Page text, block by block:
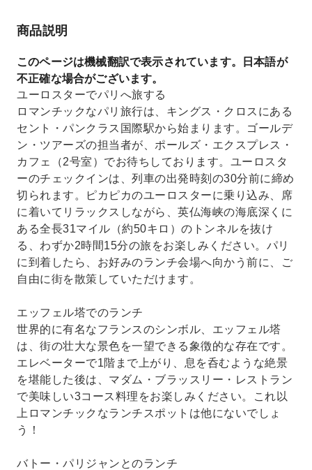
商品説明
このページは機械翻訳で表示されています。日本語が
不正確な場合がございます。
ユーロスターでパリへ旅する
ロマンチックなパリ旅行は、キングス・クロスにある
セント・パンクラス国際駅から始まります。ゴールデ
ン・ツアーズの担当者が、ポールズ・エクスプレス・
カフェ（2号室）でお待ちしております。ユーロスタ
ーのチェックインは、列車の出発時刻の30分前に締め
切られます。ピカピカのユーロスターに乗り込み、席
に着いてリラックスしながら、英仏海峡の海底深くに
ある全長31マイル（約50キロ）のトンネルを抜け
る、わずか2時間15分の旅をお楽しみください。パリ
に到着したら、お好みのランチ会場へ向かう前に、ご
自由に街を散策していただけます。
エッフェル塔でのランチ
世界的に有名なフランスのシンボル、エッフェル塔
は、街の壮大な景色を一望できる象徴的な存在です。
エレベーターで1階まで上がり、息を呑むような絶景
を堪能した後は、マダム・ブラッスリー・レストラン
で美味しい3コース料理をお楽しみください。これ以
上ロマンチックなランチスポットは他にないでしょ
う！
バトー・パリジャンとのランチ